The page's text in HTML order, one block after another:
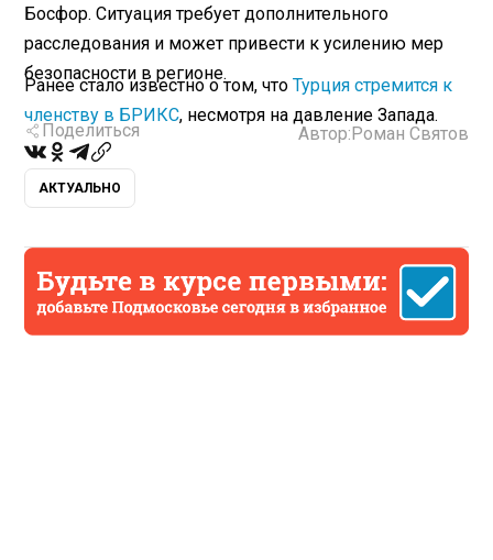
Босфор. Ситуация требует дополнительного
расследования и может привести к усилению мер
безопасности в регионе.
Ранее стало известно о том, чтоТурция стремится к
членству в БРИКС, несмотря на давление Запада.
Поделиться Автор:Роман Святов
АКТУАЛЬНО